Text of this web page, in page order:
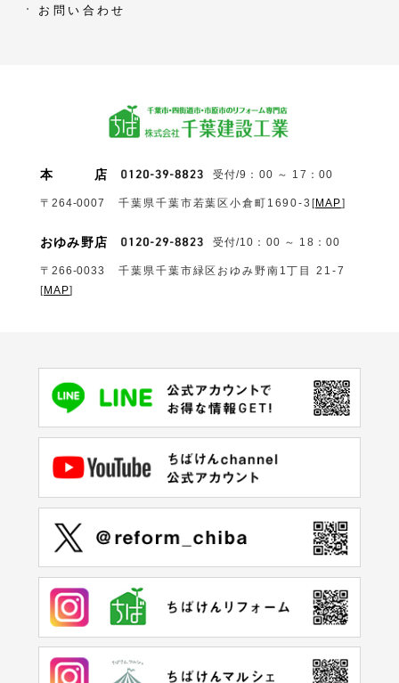
お問い合わせ
本 店 受付/9：00 ～ 17：00
〒264-0007 千葉県千葉市若葉区小倉町1690‐3 [MAP]
おゆみ野店 受付/10：00 ～ 18：00
〒266-0033
千葉県千葉市緑区おゆみ野南1丁目 21-7
[MAP]